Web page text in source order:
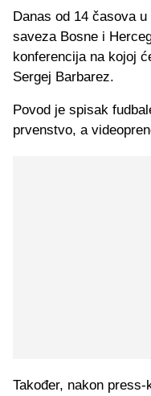
Danas od 14 časova
saveza Bosne i
konferencija na kojoj
Sergej Barbarez.
Povod je spisak
prvenstvo, a
Također, nakon